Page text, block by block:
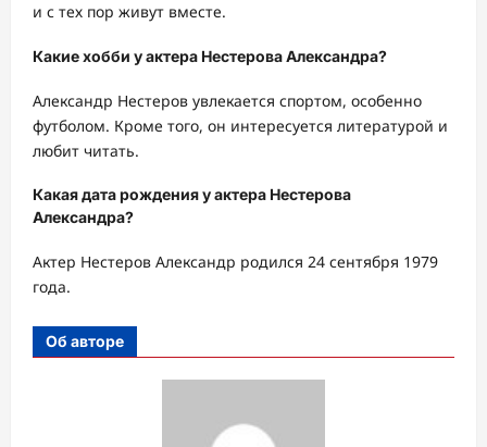
и с тех пор живут вместе.
Какие хобби у актера Нестерова Александра?
Александр Нестеров увлекается спортом, особенно
футболом. Кроме того, он интересуется литературой и
любит читать.
Какая дата рождения у актера Нестерова
Александра?
Актер Нестеров Александр родился 24 сентября 1979
года.
Об авторе